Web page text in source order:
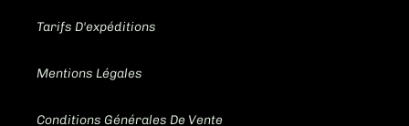
Tarifs D'expéditions
Mentions Légales
Conditions Générales De Vente